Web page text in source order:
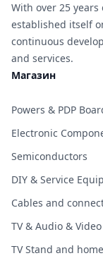
With over 25 years
established itself
continuous
and services.
Магазин
Powers & PDP
Electronic
Semiconductors
DIY & Service
Cables and
TV & Audio & Video
TV Stand and